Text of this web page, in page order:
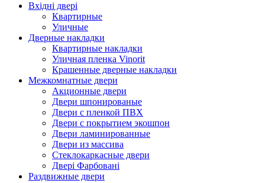
Вхідні двері
Квартирные
Уличные
Дверные накладки
Квартирные накладки
Уличная пленка Vinorit
Крашенные дверные накладки
Межкомнатные двери
Акционные двери
Двери шпонированые
Двери с пленкой ПВХ
Двери с покрытием экошпон
Двери ламинированные
Двери из массива
Стеклокаркасные двери
Двері Фарбовані
Раздвижные двери